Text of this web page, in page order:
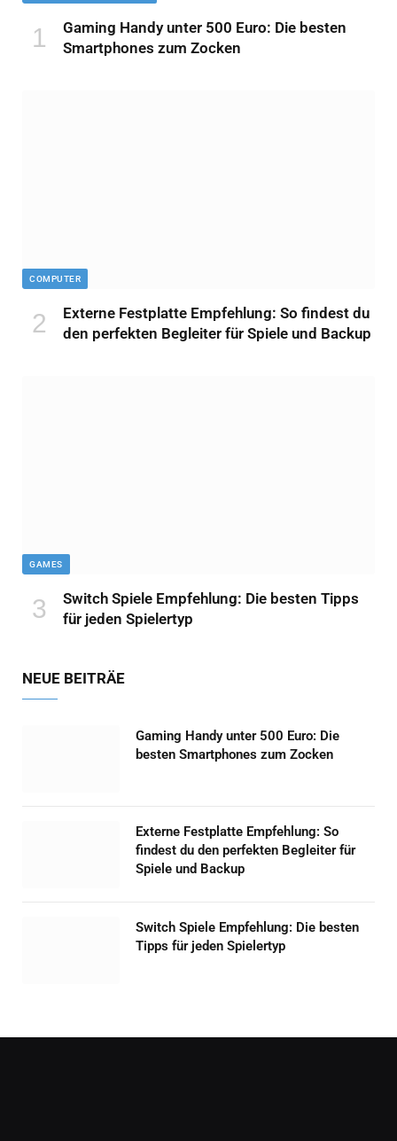
Gaming Handy unter 500 Euro: Die besten
Smartphones zum Zocken
COMPUTER
Externe Festplatte Empfehlung: So findest du
den perfekten Begleiter für Spiele und Backup
GAMES
Switch Spiele Empfehlung: Die besten Tipps
für jeden Spielertyp
NEUE BEITRÄE
Gaming Handy unter 500 Euro: Die
besten Smartphones zum Zocken
Externe Festplatte Empfehlung: So
findest du den perfekten Begleiter für
Spiele und Backup
Switch Spiele Empfehlung: Die besten
Tipps für jeden Spielertyp